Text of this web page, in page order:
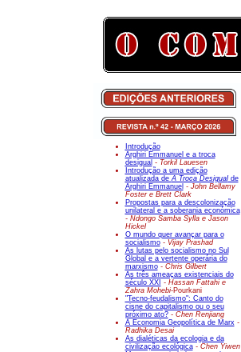
Introdução
Arghiri Emmanuel e a troca
desigual - Torkil Lauesen
Introdução a uma edição
atualizada deA Troca Desigualde
Arghiri Emmanuel - John Bellamy
Foster e Brett Clark
Propostas para a descolonização
unilateral e a soberania económica
- Ndongo Samba Sylla e Jason
Hickel
O mundo quer avançar para o
socialismo- Vijay Prashad
As lutas pelo socialismo no Sul
Global e a vertente operária do
marxismo- Chris Gilbert
As três ameaças existenciais do
século XXI - Hassan Fattahi e
Zahra Mohebi-Pourkani
"Tecno-feudalismo": Canto do
cisne do capitalismo ou o seu
próximo ato? - Chen Renjiang
A Economia Geopolítica de Marx-
Radhika Desai
As dialéticas da ecologia e da
civilização ecológica - Chen Yiwen